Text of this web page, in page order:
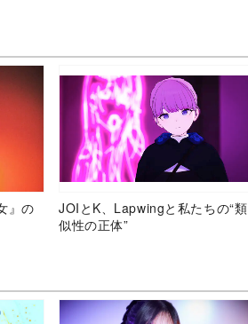
』の
JOIとK、Lapwingと私たちの“類
似性の正体”